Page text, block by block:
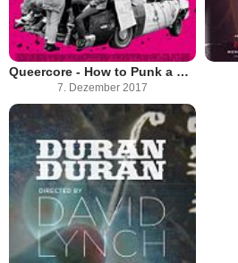
Queercore - How to Punk a Revolution
7. Dezember 2017